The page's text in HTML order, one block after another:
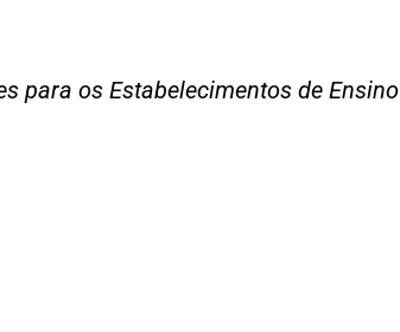
para os Estabelecimentos de Ensino